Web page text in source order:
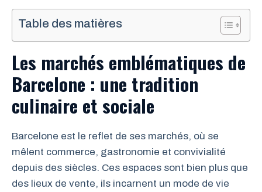
Table des matières
Les marchés emblématiques de
Barcelone : une tradition
culinaire et sociale
Barcelone est le reflet de ses marchés, où se
mêlent commerce, gastronomie et convivialité
depuis des siècles. Ces espaces sont bien plus que
des lieux de vente, ils incarnent un mode de vie